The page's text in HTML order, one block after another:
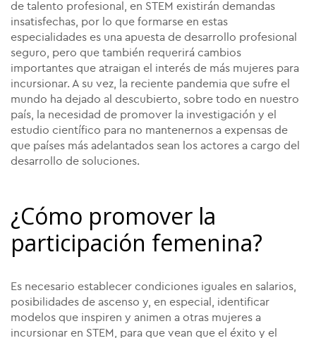
de talento profesional, en STEM existirán demandas
insatisfechas, por lo que formarse en estas
especialidades es una apuesta de desarrollo profesional
seguro, pero que también requerirá cambios
importantes que atraigan el interés de más mujeres para
incursionar. A su vez, la reciente pandemia que sufre el
mundo ha dejado al descubierto, sobre todo en nuestro
país, la necesidad de promover la investigación y el
estudio científico para no mantenernos a expensas de
que países más adelantados sean los actores a cargo del
desarrollo de soluciones.
¿Cómo promover la
participación femenina?
Es necesario establecer condiciones iguales en salarios,
posibilidades de ascenso y, en especial, identificar
modelos que inspiren y animen a otras mujeres a
incursionar en STEM, para que vean que el éxito y el